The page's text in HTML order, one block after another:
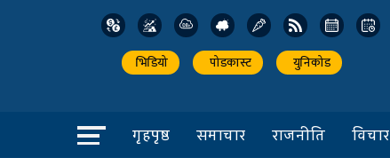
भिडियो पोडकास्ट युनिकोड
गृहपृष्ठ समाचार राजनीति विचार